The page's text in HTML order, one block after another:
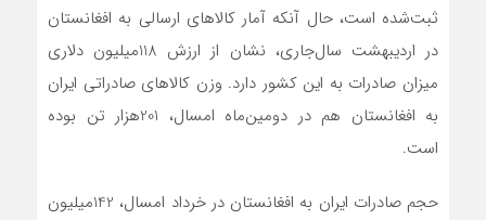
ثبت‌شده است، حال آنکه آمار کالاهای ارسالی به افغانستان
در اردیبهشت سال‌جاری، نشان از ارزش 118‌میلیون دلاری
میزان صادرات به این کشور دارد. وزن کالاهای صادراتی ایران
به افغانستان هم در دومین‌ماه امسال، 201‌هزار تن بوده
است.
حجم صادرات ایران به افغانستان در خرداد امسال، 142‌میلیون